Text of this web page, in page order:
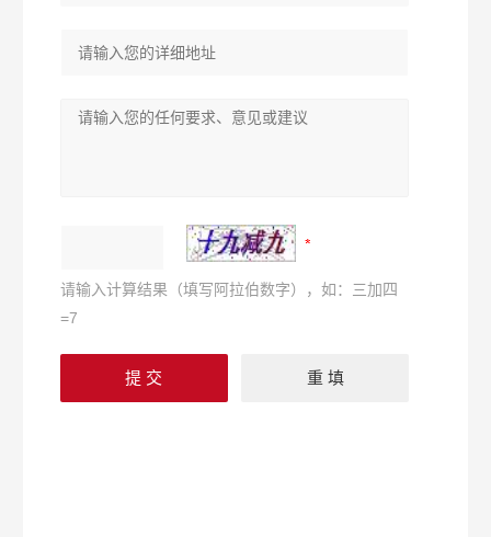
请输入计算结果（填写阿拉伯数字），如：三加四
=7